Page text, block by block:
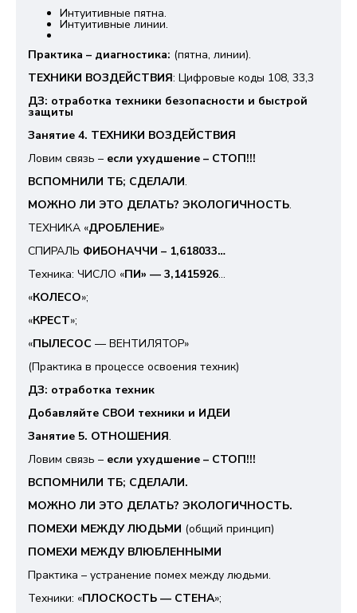
Интуитивные пятна.
Интуитивные линии.
Практика – диагностика: (пятна, линии).
ТЕХНИКИ ВОЗДЕЙСТВИЯ: Цифровые коды 108, 33,3
ДЗ: отработка техники безопасности и быстрой
защиты
Занятие 4. ТЕХНИКИ ВОЗДЕЙСТВИЯ
Ловим связь – если ухудшение – СТОП!!!
ВСПОМНИЛИ ТБ; СДЕЛАЛИ.
МОЖНО ЛИ ЭТО ДЕЛАТЬ? ЭКОЛОГИЧНОСТЬ.
ТЕХНИКА «ДРОБЛЕНИЕ»
СПИРАЛЬ ФИБОНАЧЧИ – 1,618033…
Техника: ЧИСЛО «ПИ» — 3,1415926…
«КОЛЕСО»;
«КРЕСТ»;
«ПЫЛЕСОС — ВЕНТИЛЯТОР»
(Практика в процессе освоения техник)
ДЗ: отработка техник
Добавляйте СВОИ техники и ИДЕИ
Занятие 5. ОТНОШЕНИЯ.
Ловим связь – если ухудшение – СТОП!!!
ВСПОМНИЛИ ТБ; СДЕЛАЛИ.
МОЖНО ЛИ ЭТО ДЕЛАТЬ? ЭКОЛОГИЧНОСТЬ.
ПОМЕХИ МЕЖДУ ЛЮДЬМИ (общий принцип)
ПОМЕХИ МЕЖДУ ВЛЮБЛЕННЫМИ
Практика – устранение помех между людьми.
Техники: «ПЛОСКОСТЬ — СТЕНА»;